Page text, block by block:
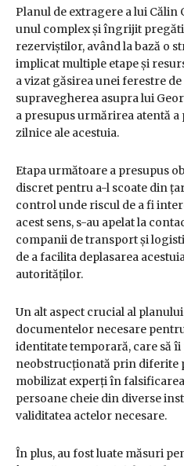
Planul de extragere a lui Călin
unul complex și îngrijit
rezerviștilor, având la bază o
implicat multiple etape și
a vizat găsirea unei ferestre
supravegherea asupra lui
a presupus urmărirea atentă
zilnice ale acestuia.
Etapa următoare a presupus
discret pentru a-l scoate din
control unde riscul de a fi
acest sens, s-au apelat la
companii de transport și
de a facilita deplasarea
autorităților.
Un alt aspect crucial al
documentelor necesare
identitate temporară, care să
neobstrucționată prin diferite
mobilizat experți în
persoane cheie din diverse
validitatea actelor necesare.
În plus, au fost luate măsuri